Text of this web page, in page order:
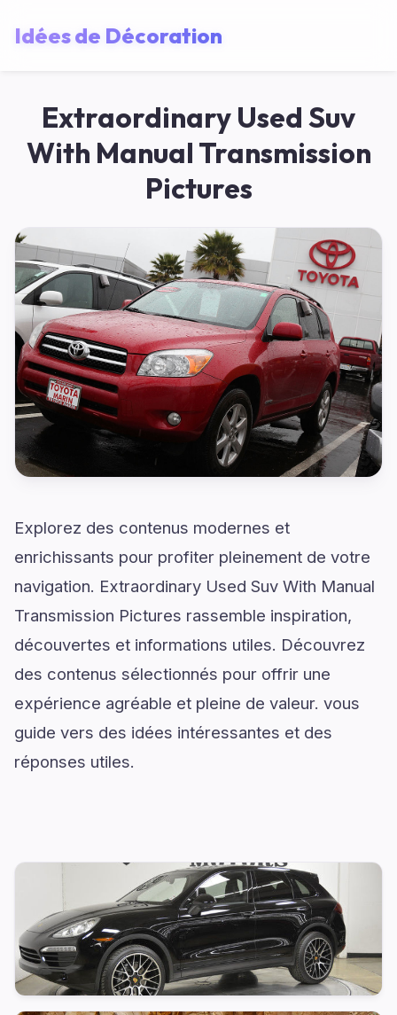
Idées de Décoration
Extraordinary Used Suv
With Manual Transmission
Pictures
Explorez des contenus modernes et
enrichissants pour profiter pleinement de votre
navigation. Extraordinary Used Suv With Manual
Transmission Pictures rassemble inspiration,
découvertes et informations utiles. Découvrez
des contenus sélectionnés pour offrir une
expérience agréable et pleine de valeur. vous
guide vers des idées intéressantes et des
réponses utiles.